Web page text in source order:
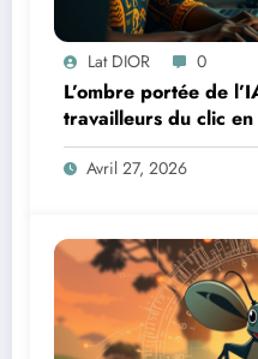
Lat DIOR 0
L’ombre portée de
travailleurs du clic
révolution numérique
Avril 27, 2026